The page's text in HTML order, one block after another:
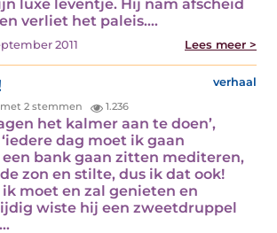
luxe leventje. Hij nam afscheid
verliet het paleis.…
2011 Lees meer >
verhaal
met 2 stemmen 1.236
het kalmer aan te doen’,
dag moet ik gaan
bank gaan zitten mediteren,
zon en stilte, dus ik dat ook!
moet en zal genieten en
wiste hij een zweetdruppel